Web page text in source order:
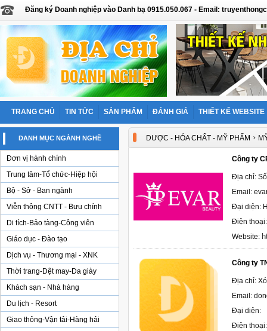
Đăng ký Doanh nghiệp vào Danh bạ 0915.050.067 - Email:
TRANG CHỦ TIN TỨC SẢN PHẨM ĐÁNH GIÁ THIẾT KẾ WEBSITE
DANH MỤC NGÀNH NGHỀ
Đơn vị hành chính
Trung tâm-Tổ chức-Hiệp hội
Bộ - Sở - Ban ngành
Viễn thông CNTT - Bưu chính
Di tích-Bảo tàng-Công viên
Giáo dục - Đào tạo
Dịch vụ - Thương mại - XNK
Thời trang-Dệt may-Da giày
Khách sạn - Nhà hàng
Du lịch - Resort
Giao thông-Vận tải-Hàng hải
DƯỢC - HÓA CHẤT - MỸ PHẨM ›
Công ty
Địa chỉ:
Email:
Đại diện:
Điện
Website:
Công ty
Địa chỉ:
Email:
Đại diện:
Điện